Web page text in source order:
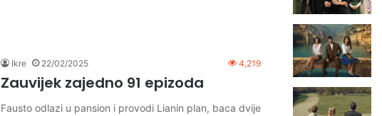
Ikre 22/02/2025 4,219
Zauvijek zajedno 91 epizoda
Fausto odlazi u pansion i provodi Lianin plan, baca dvije